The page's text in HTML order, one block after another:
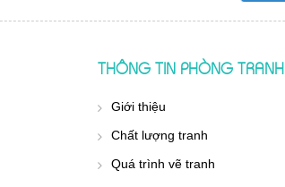
THÔNG TIN PHÒNG TRANH
Giới thiệu
Chất lượng tranh
Quá trình vẽ tranh